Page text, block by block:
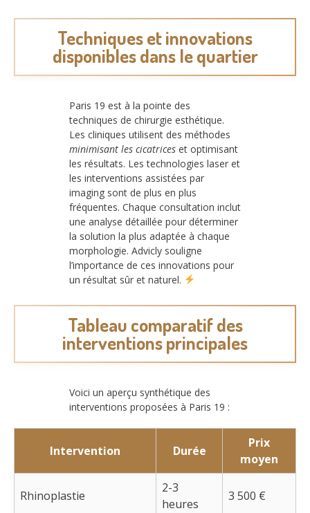
Techniques et innovations
disponibles dans le quartier
Paris 19 est à la pointe des
techniques de chirurgie esthétique.
Les cliniques utilisent des méthodes
minimisant les cicatrices et optimisant
les résultats. Les technologies laser et
les interventions assistées par
imaging sont de plus en plus
fréquentes. Chaque consultation inclut
une analyse détaillée pour déterminer
la solution la plus adaptée à chaque
morphologie. Advicly souligne
l’importance de ces innovations pour
un résultat sûr et naturel.
Tableau comparatif des
interventions principales
Voici un aperçu synthétique des
interventions proposées à Paris 19 :
Intervention Durée
Prix
moyen
Rhinoplastie
2-3
heures
3 500 €